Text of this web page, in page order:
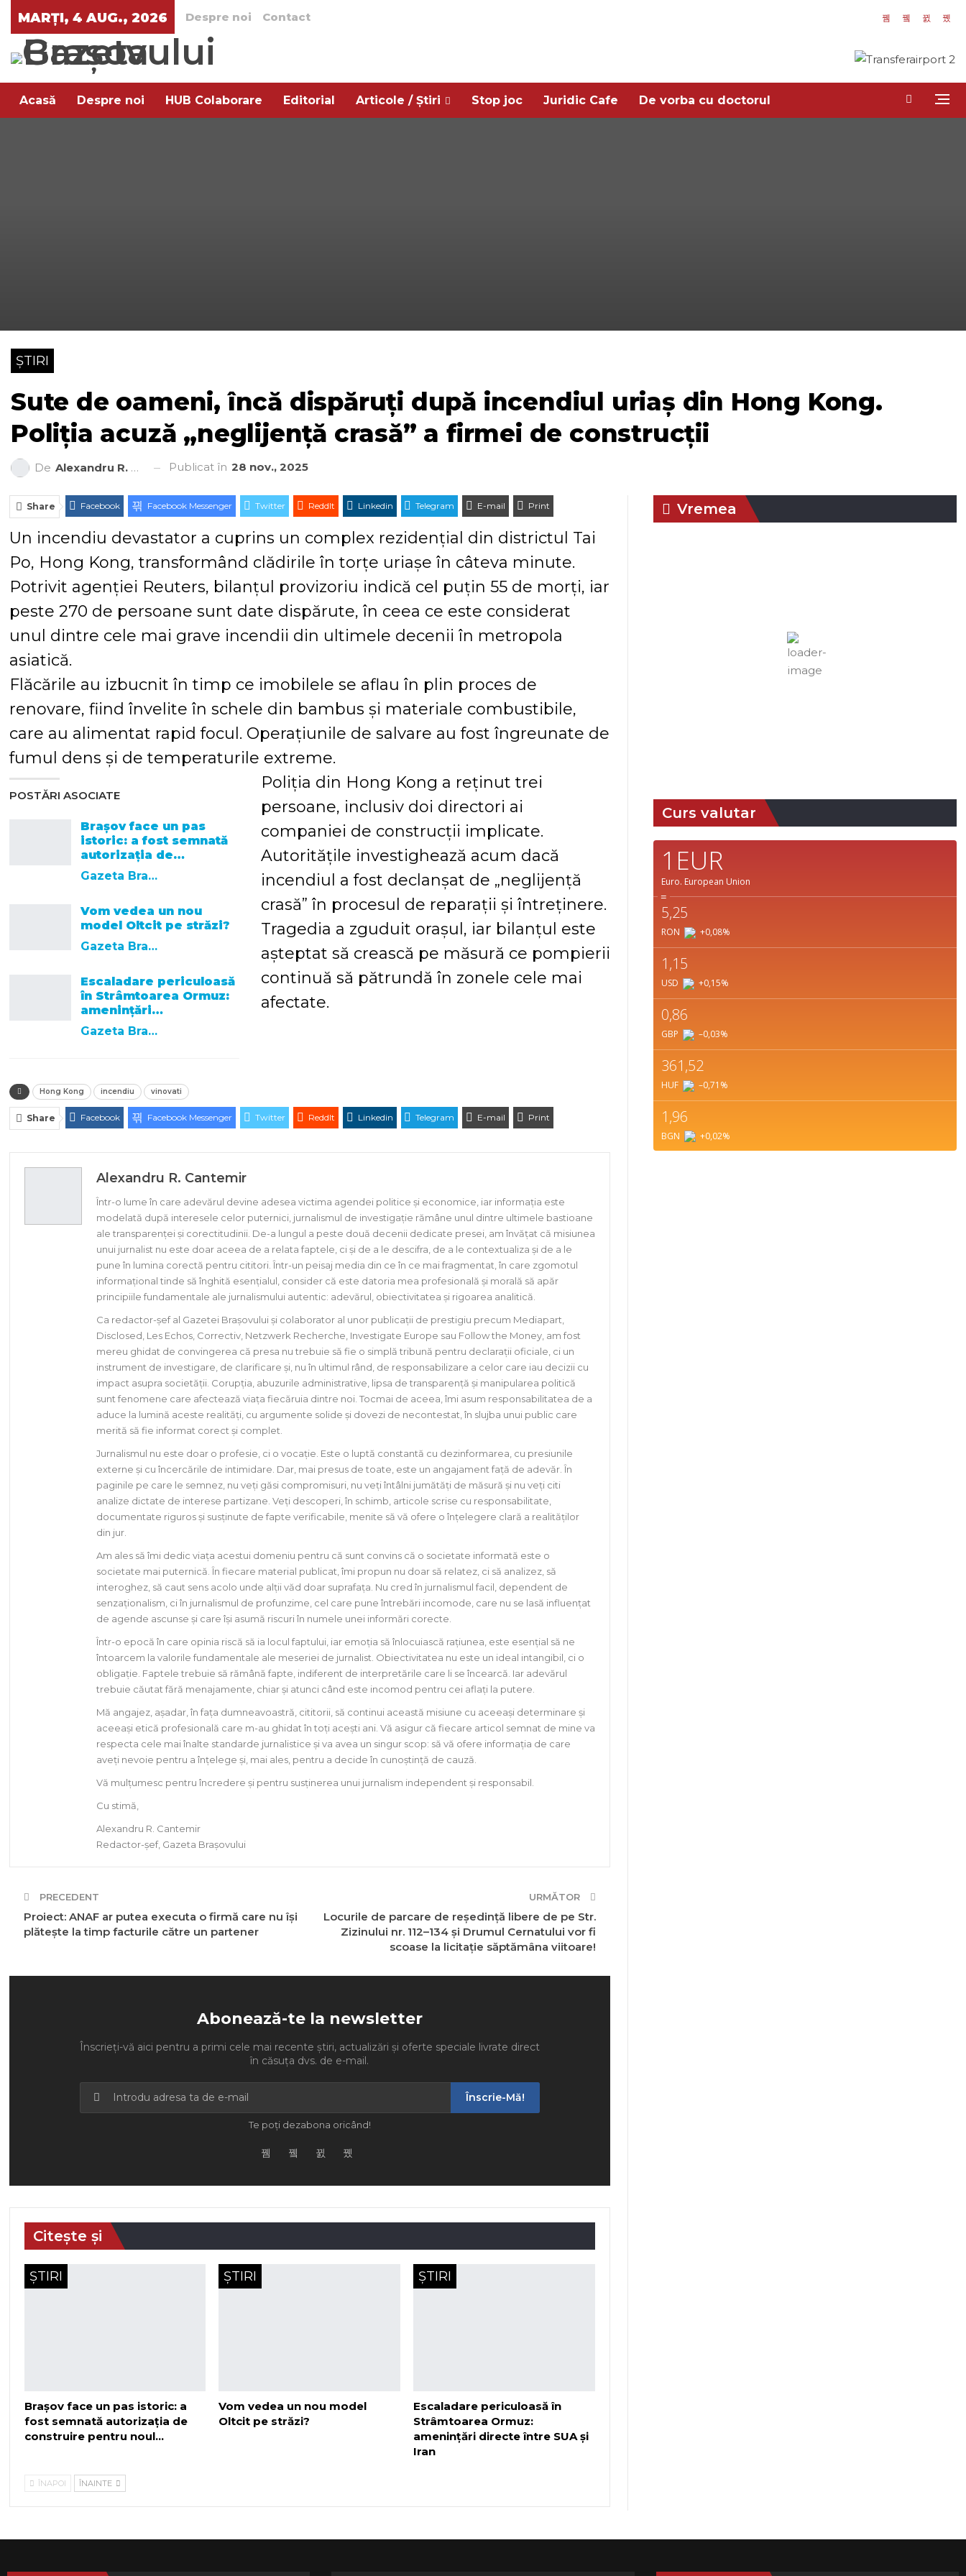
MARȚI, 4 AUG., 2026 Despre noi Contact
Acasă Despre noi HUB Colaborare Editorial Articole / Știri Stop joc Juridic Cafe De vorba cu doctorul
ȘTIRI
Sute de oameni, încă dispăruți după incendiul uriaș din Hong Kong.
Poliția acuză „neglijență crasă” a firmei de construcții
De Alexandru R. Cantemir Publicat în 28 nov., 2025
Share Facebook Facebook Messenger Twitter ReddIt Linkedin Telegram E-mail Print
Un incendiu devastator a cuprins un complex rezidențial din districtul Tai
Po, Hong Kong, transformând clădirile în torțe uriașe în câteva minute.
Potrivit agenției Reuters, bilanțul provizoriu indică cel puțin 55 de morți, iar
peste 270 de persoane sunt date dispărute, în ceea ce este considerat
unul dintre cele mai grave incendii din ultimele decenii în metropola
asiatică.
Flăcările au izbucnit în timp ce imobilele se aflau în plin proces de
renovare, fiind învelite în schele din bambus și materiale combustibile,
care au alimentat rapid focul. Operațiunile de salvare au fost îngreunate de
fumul dens și de temperaturile extreme.
POSTĂRI ASOCIATE
Brașov face un pas
istoric: a fost semnată
autorizația de…
Gazeta Brasovului
Vom vedea un nou
model Oltcit pe străzi?
Gazeta Brasovului
Escaladare periculoasă
în Strâmtoarea Ormuz:
amenințări…
Gazeta Brasovului
Poliția din Hong Kong a reținut trei
persoane, inclusiv doi directori ai
companiei de construcții implicate.
Autoritățile investighează acum dacă
incendiul a fost declanșat de „neglijență
crasă” în procesul de reparații și întreținere.
Tragedia a zguduit orașul, iar bilanțul este
așteptat să crească pe măsură ce pompierii
continuă să pătrundă în zonele cele mai
afectate.
Hong Kong incendiu vinovati
Share Facebook Facebook Messenger Twitter ReddIt Linkedin Telegram E-mail Print
Alexandru R. Cantemir
Într-o lume în care adevărul devine adesea victima agendei politice și economice, iar informația este
modelată după interesele celor puternici, jurnalismul de investigație rămâne unul dintre ultimele bastioane
ale transparenței și corectitudinii. De-a lungul a peste două decenii dedicate presei, am învățat că misiunea
unui jurnalist nu este doar aceea de a relata faptele, ci și de a le descifra, de a le contextualiza și de a le
pune în lumina corectă pentru cititori. Într-un peisaj media din ce în ce mai fragmentat, în care zgomotul
informațional tinde să înghită esențialul, consider că este datoria mea profesională și morală să apăr
principiile fundamentale ale jurnalismului autentic: adevărul, obiectivitatea și rigoarea analitică.
Ca redactor-șef al Gazetei Brașovului și colaborator al unor publicații de prestigiu precum Mediapart,
Disclosed, Les Echos, Correctiv, Netzwerk Recherche, Investigate Europe sau Follow the Money, am fost
mereu ghidat de convingerea că presa nu trebuie să fie o simplă tribună pentru declarații oficiale, ci un
instrument de investigare, de clarificare și, nu în ultimul rând, de responsabilizare a celor care iau decizii cu
impact asupra societății. Corupția, abuzurile administrative, lipsa de transparență și manipularea politică
sunt fenomene care afectează viața fiecăruia dintre noi. Tocmai de aceea, îmi asum responsabilitatea de a
aduce la lumină aceste realități, cu argumente solide și dovezi de necontestat, în slujba unui public care
merită să fie informat corect și complet.
Jurnalismul nu este doar o profesie, ci o vocație. Este o luptă constantă cu dezinformarea, cu presiunile
externe și cu încercările de intimidare. Dar, mai presus de toate, este un angajament față de adevăr. În
paginile pe care le semnez, nu veți găsi compromisuri, nu veți întâlni jumătăți de măsură și nu veți citi
analize dictate de interese partizane. Veți descoperi, în schimb, articole scrise cu responsabilitate,
documentate riguros și susținute de fapte verificabile, menite să vă ofere o înțelegere clară a realităților
din jur.
Am ales să îmi dedic viața acestui domeniu pentru că sunt convins că o societate informată este o
societate mai puternică. În fiecare material publicat, îmi propun nu doar să relatez, ci să analizez, să
interoghez, să caut sens acolo unde alții văd doar suprafața. Nu cred în jurnalismul facil, dependent de
senzaționalism, ci în jurnalismul de profunzime, cel care pune întrebări incomode, care nu se lasă influențat
de agende ascunse și care își asumă riscuri în numele unei informări corecte.
Într-o epocă în care opinia riscă să ia locul faptului, iar emoția să înlocuiască rațiunea, este esențial să ne
întoarcem la valorile fundamentale ale meseriei de jurnalist. Obiectivitatea nu este un ideal intangibil, ci o
obligație. Faptele trebuie să rămână fapte, indiferent de interpretările care li se încearcă. Iar adevărul
trebuie căutat fără menajamente, chiar și atunci când este incomod pentru cei aflați la putere.
Mă angajez, așadar, în fața dumneavoastră, cititorii, să continui această misiune cu aceeași determinare și
aceeași etică profesională care m-au ghidat în toți acești ani. Vă asigur că fiecare articol semnat de mine va
respecta cele mai înalte standarde jurnalistice și va avea un singur scop: să vă ofere informația de care
aveți nevoie pentru a înțelege și, mai ales, pentru a decide în cunoștință de cauză.
Vă mulțumesc pentru încredere și pentru susținerea unui jurnalism independent și responsabil.
Cu stimă,
Alexandru R. Cantemir
Redactor-șef, Gazeta Brașovului
PRECEDENT
Proiect: ANAF ar putea executa o firmă care nu își
plătește la timp facturile către un partener
URMĂTOR
Locurile de parcare de reședință libere de pe Str.
Zizinului nr. 112–134 și Drumul Cernatului vor fi
scoase la licitație săptămâna viitoare!
Abonează-te la newsletter
Înscrieți-vă aici pentru a primi cele mai recente știri, actualizări și oferte speciale livrate direct
în căsuța dvs. de e-mail.
Înscrie-Mă!
Te poți dezabona oricând!
Citește și
ȘTIRI
Brașov face un pas istoric: a
fost semnată autorizația de
construire pentru noul…
ȘTIRI
Vom vedea un nou model
Oltcit pe străzi?
ȘTIRI
Escaladare periculoasă în
Strâmtoarea Ormuz:
amenințări directe între SUA și
Iran
ÎNAPOI ÎNAINTE
Vremea
Curs valutar
1EUR
Euro. European Union
=
5,25
RON +0,08%
1,15
USD +0,15%
0,86
GBP –0,03%
361,52
HUF –0,71 %
1,96
BGN +0,02%